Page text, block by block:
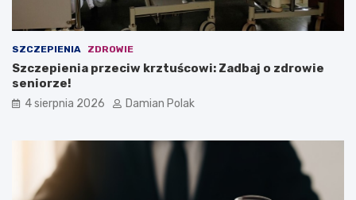
SZCZEPIENIA ZDROWIE
Szczepienia przeciw krztuścowi: Zadbaj o zdrowie
seniorze!
4 sierpnia 2026 Damian Polak